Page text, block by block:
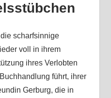
scharfsinnige
voll in ihrem
ihres Verlobten
führt, ihrer
Gerburg, die in